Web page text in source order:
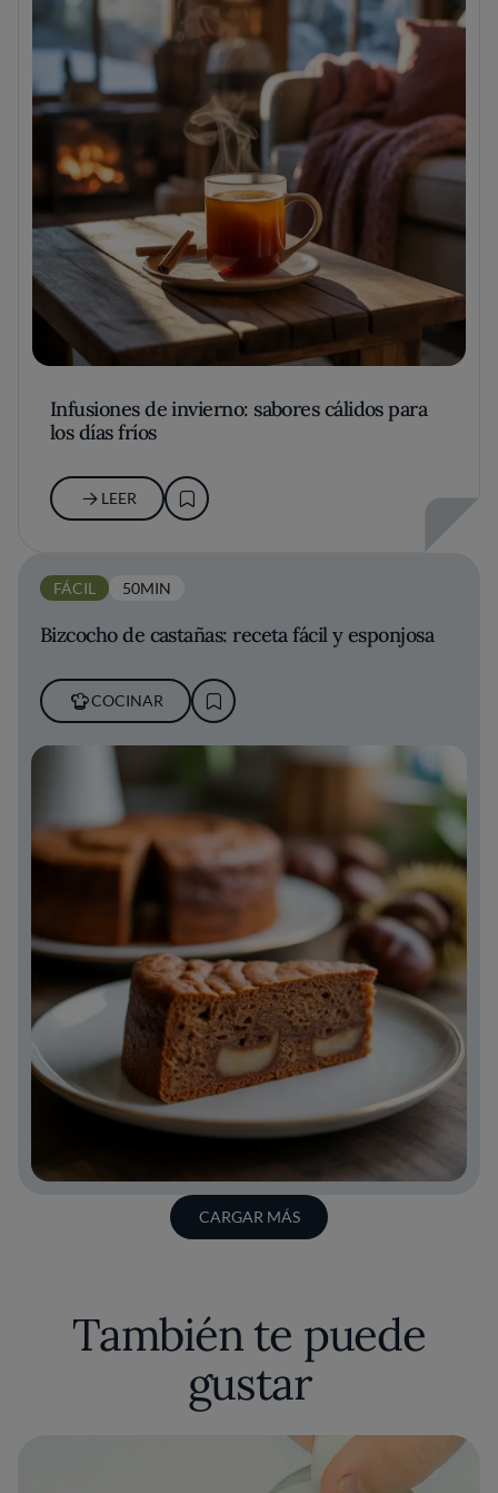
Infusiones de invierno: sabores cálidos para
los días fríos
LEER
FÁCIL 50MIN
Bizcocho de castañas: receta fácil y esponjosa
COCINAR
CARGAR MÁS
También te puede
gustar